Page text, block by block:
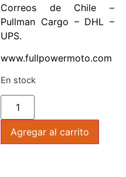
Correos de Chile –
Pullman Cargo – DHL –
UPS.
www.fullpowermoto.com
En stock
Agregar al carrito